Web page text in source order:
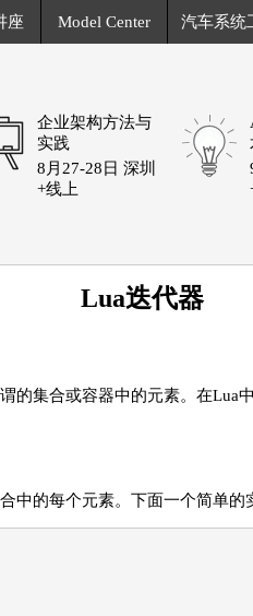
座 Model Center 汽车系统
企业架构方法与
实践
8月27-28日 深圳
+线上
Lua迭代器
的集合或容器中的元素。在Lua
中的每个元素。下面一个简单的